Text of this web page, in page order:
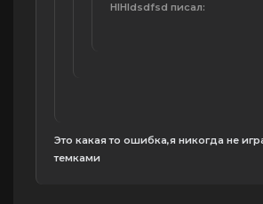
HIHIdsdfsd писал:
Это какая то ошибка,я никогда не
темками